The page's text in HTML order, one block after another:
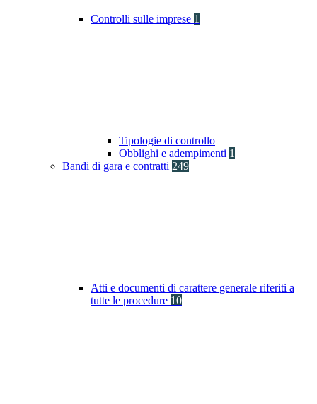
Controlli sulle imprese 1
Tipologie di controllo
Obblighi e adempimenti 1
Bandi di gara e contratti 249
Atti e documenti di carattere generale riferiti a
tutte le procedure 10